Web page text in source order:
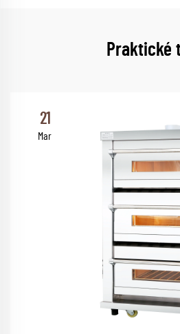
Praktické
21
Mar